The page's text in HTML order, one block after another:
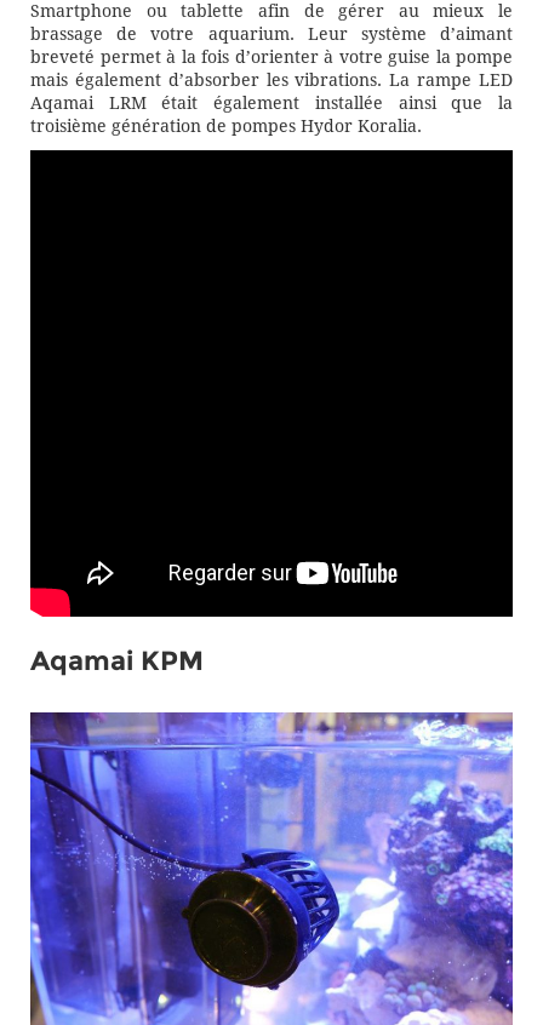
Smartphone ou tablette afin de gérer au mieux le
brassage de votre aquarium. Leur système d’aimant
breveté permet à la fois d’orienter à votre guise la pompe
mais également d’absorber les vibrations. La rampe LED
Aqamai LRM était également installée ainsi que la
troisième génération de pompes Hydor Koralia.
Aqamai KPM